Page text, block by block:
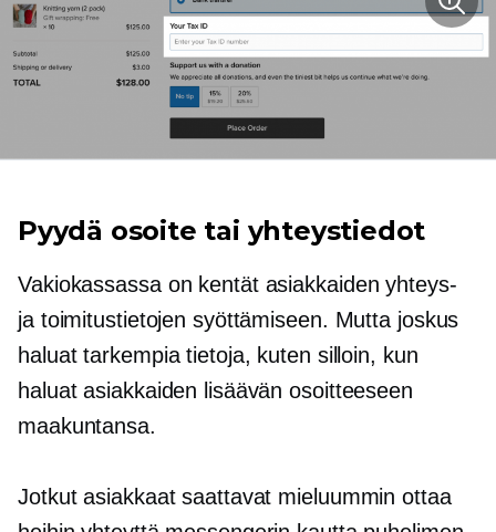
Pyydä osoite tai yhteystiedot
Vakiokassassa on kentät asiakkaiden yhteys-
ja toimitustietojen syöttämiseen. Mutta joskus
haluat tarkempia tietoja, kuten silloin, kun
haluat asiakkaiden lisäävän osoitteeseen
maakuntansa.
Jotkut asiakkaat saattavat mieluummin ottaa